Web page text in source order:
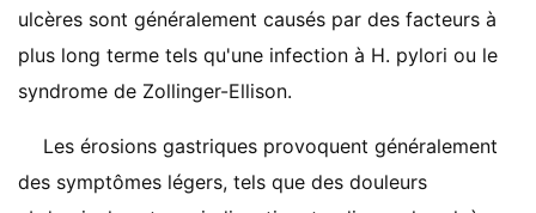
ulcères sont généralement causés par des facteurs à
plus long terme tels qu'une infection à H. pylori ou le
syndrome de Zollinger-Ellison.
Les érosions gastriques provoquent généralement
des symptômes légers, tels que des douleurs